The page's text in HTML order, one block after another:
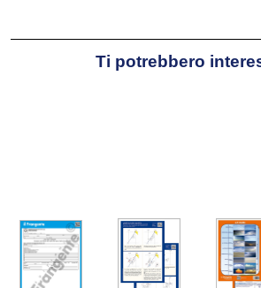
Ti potrebbero